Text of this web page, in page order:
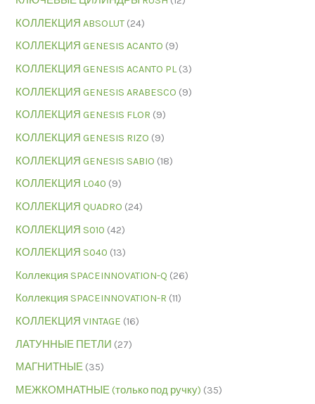
КОЛЛЕКЦИЯ ABSOLUT (24)
КОЛЛЕКЦИЯ GENESIS ACANTO (9)
КОЛЛЕКЦИЯ GENESIS ACANTO PL (3)
КОЛЛЕКЦИЯ GENESIS ARABESCO (9)
КОЛЛЕКЦИЯ GENESIS FLOR (9)
КОЛЛЕКЦИЯ GENESIS RIZO (9)
КОЛЛЕКЦИЯ GENESIS SABIO (18)
КОЛЛЕКЦИЯ L040 (9)
КОЛЛЕКЦИЯ QUADRO (24)
КОЛЛЕКЦИЯ S010 (42)
КОЛЛЕКЦИЯ S040 (13)
Коллекция SPACEINNOVATION-Q (26)
Коллекция SPACEINNOVATION-R (11)
КОЛЛЕКЦИЯ VINTAGE (16)
ЛАТУННЫЕ ПЕТЛИ (27)
МАГНИТНЫЕ (35)
МЕЖКОМНАТНЫЕ (только под ручку) (35)